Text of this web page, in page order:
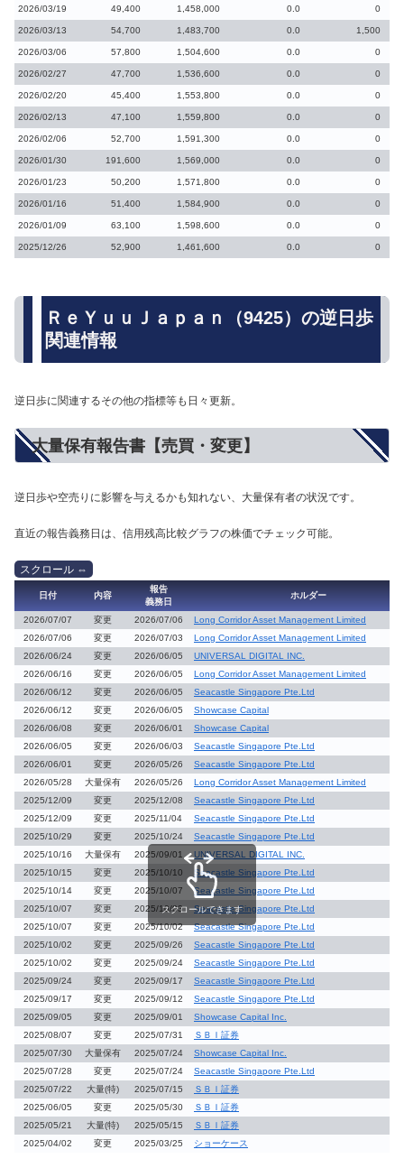
2026/03/19 49,400 1,458,000 0.0 0
2026/03/13 54,700 1,483,700 0.0 1,500
2026/03/06 57,800 1,504,600 0.0 0
2026/02/27 47,700 1,536,600 0.0 0
2026/02/20 45,400 1,553,800 0.0 0
2026/02/13 47,100 1,559,800 0.0 0
2026/02/06 52,700 1,591,300 0.0 0
2026/01/30 191,600 1,569,000 0.0 0
2026/01/23 50,200 1,571,800 0.0 0
2026/01/16 51,400 1,584,900 0.0 0
2026/01/09 63,100 1,598,600 0.0 0
2025/12/26 52,900 1,461,600 0.0 0
ＲｅＹｕｕＪａｐａｎ（9425）の逆日歩
関連情報
逆日歩に関連するその他の指標等も日々更新。
大量保有報告書【売買・変更】
逆日歩や空売りに影響を与えるかも知れない、大量保有者の状況です。
直近の報告義務日は、信用残高比較グラフの株価でチェック可能。
日付 内容
報告
義務日
ホルダー
2026/07/07 変更 2026/07/06
Long Corridor Asset Management Limited
2026/07/06
変更 2026/07/03
Long Corridor Asset Management Limited
2026/06/24
変更 2026/06/05
UNIVERSAL DIGITAL INC.
2026/06/16
変更 2026/06/05
Long Corridor Asset Management Limited
2026/06/12
変更 2026/06/05
Seacastle Singapore Pte.Ltd
2026/06/12
変更 2026/06/05
Showcase Capital
2026/06/08
変更 2026/06/01
Showcase Capital
2026/06/05
変更 2026/06/03
Seacastle Singapore Pte.Ltd
2026/06/01
変更 2026/05/26
Seacastle Singapore Pte.Ltd
2026/05/28
大量保有 2026/05/26
Long Corridor Asset Management Limited
2025/12/09
変更 2025/12/08
Seacastle Singapore Pte.Ltd
2025/12/09
変更 2025/11/04
Seacastle Singapore Pte.Ltd
2025/10/29
変更 2025/10/24
Seacastle Singapore Pte.Ltd
2025/10/16
大量保有 2025/09/01
UNIVERSAL DIGITAL INC.
2025/10/15
変更 2025/10/10
Seacastle Singapore Pte.Ltd
2025/10/14
変更 2025/10/07
Seacastle Singapore Pte.Ltd
2025/10/07
変更 2025/10/03
Seacastle Singapore Pte.Ltd
2025/10/07
変更 2025/10/02
Seacastle Singapore Pte.Ltd
2025/10/02
変更 2025/09/26
Seacastle Singapore Pte.Ltd
2025/10/02
変更 2025/09/24
Seacastle Singapore Pte.Ltd
2025/09/24
変更 2025/09/17
Seacastle Singapore Pte.Ltd
2025/09/17
変更 2025/09/12
Seacastle Singapore Pte.Ltd
2025/09/05
変更 2025/09/01
Showcase Capital Inc.
2025/08/07
変更 2025/07/31
ＳＢＩ証券
2025/07/30
大量保有 2025/07/24
Showcase Capital Inc.
2025/07/28
変更 2025/07/24
Seacastle Singapore Pte.Ltd
2025/07/22
大量(特) 2025/07/15
ＳＢＩ証券
2025/06/05
変更 2025/05/30
ＳＢＩ証券
2025/05/21
大量(特) 2025/05/15
ＳＢＩ証券
2025/04/02
変更 2025/03/25 ショーケース
スクロールできます